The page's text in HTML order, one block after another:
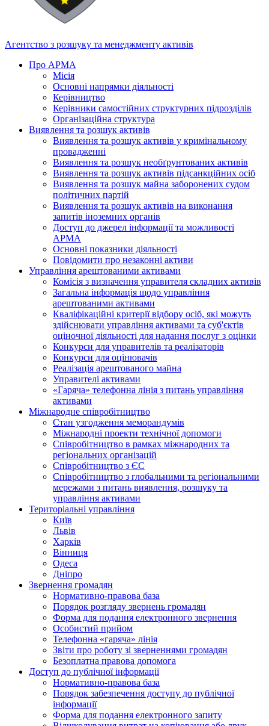
Агентство з розшуку та менеджменту активів
Про АРМА
Місія
Основні напрямки діяльності
Керівництво
Керівники самостійних структурних підрозділів
Організаційна структура
Виявлення та розшук активів
Виявлення та розшук активів у кримінальному
провадженні
Виявлення та розшук необґрунтованих активів
Виявлення та розшук активів підсанкційних осіб
Виявлення та розшук майна заборонених судом
політичних партій
Виявлення та розшук активів на виконання
запитів іноземних органів
Доступ до джерел інформації та можливості
АРМА
Основні показники діяльності
Повідомити про незаконні активи
Управління арештованими активами
Комісія з визначення управителя складних активів
Загальна інформація щодо управління
арештованими активами
Кваліфікаційні критерії відбору осіб, які можуть
здiйснювати управління активами та суб'єктів
оціночної діяльності для надання послуг з оцінки
Конкурси для управителів та реалізаторів
Конкурси для оцінювачів
Реалізація арештованого майна
Управителі активами
«Гаряча» телефонна лінія з питань управління
активами
Міжнародне співробітництво
Стан узгодження меморандумів
Міжнародні проекти технічної допомоги
Співробітництво в рамках міжнародних та
регіональних організацій
Співробітництво з ЄС
Співробітництво з глобальними та регіональними
мережами з питань виявлення, розшуку та
управління активами
Територіальні управління
Київ
Львів
Харків
Вінниця
Одеса
Дніпро
Звернення громадян
Нормативно-правова база
Порядок розгляду звернень громадян
Форма для подання електронного звернення
Особистий прийом
Телефонна «гаряча» лінія
Звіти про роботу зі зверненнями громадян
Безоплатна правова допомога
Доступ до публічної інформації
Нормативно-правова база
Порядок забезпечення доступу до публічної
інформації
Форма для подання електронного запиту